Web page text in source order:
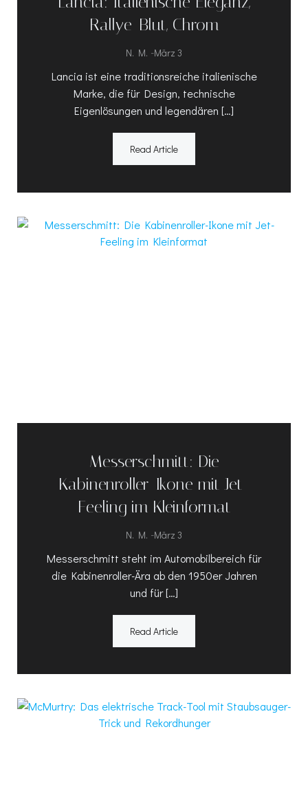
Rallye-Blut, Chrom
N. M. -März 3
Lancia ist eine traditionsreiche italienische
Marke, die für Design, technische
Eigenlösungen und legendären […]
Read Article
Messerschmitt: Die
Kabinenroller-Ikone mit Jet-
Feeling im Kleinformat
N. M. -März 3
Messerschmitt steht im Automobilbereich für
die Kabinenroller-Ära ab den 1950er Jahren
und für […]
Read Article